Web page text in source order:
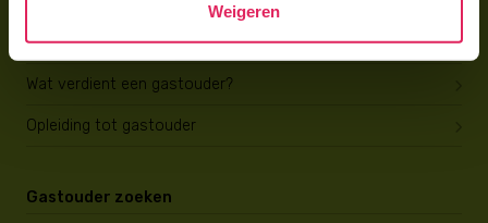
Weigeren
Gastouder worden
Wat verdient een gastouder?
Opleiding tot gastouder
Gastouder zoeken